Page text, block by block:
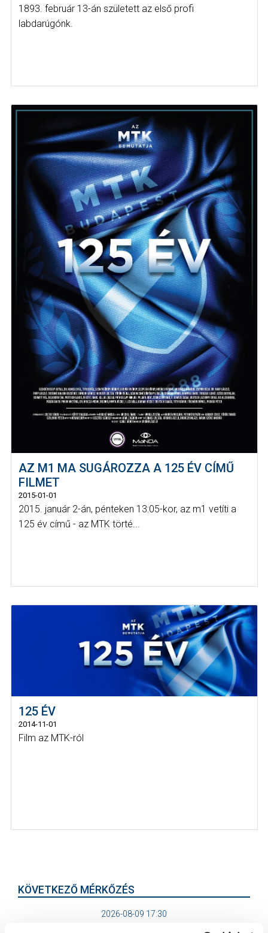
1893. február 13-án született az első profi
labdarúgónk.
AZ M1 MA SUGÁROZZA A 125 ÉV CÍMŰ
FILMET
2015-01-01
2015. január 2-án, pénteken 13:05-kor, az m1 vetíti a
125 év című - az MTK törté...
125 ÉV
2014-11-01
Film az MTK-ról
KÖVETKEZŐ MÉRKŐZÉS
2026-08-09 17:30